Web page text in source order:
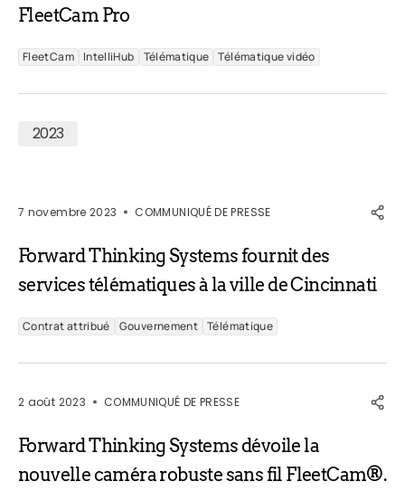
FleetCam Pro
FleetCam IntelliHub Télématique Télématique vidéo
2023
7 novembre 2023 COMMUNIQUÉ DE PRESSE
Forward Thinking Systems fournit des
services télématiques à la ville de Cincinnati
Contrat attribué Gouvernement Télématique
2 août 2023 COMMUNIQUÉ DE PRESSE
Forward Thinking Systems dévoile la
nouvelle caméra robuste sans fil FleetCam®.